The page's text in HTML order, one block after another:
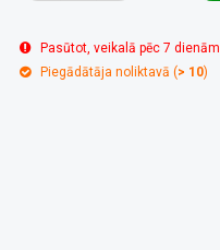
Pasūtot, veikalā pēc 7 dienām
Piegādātāja noliktavā (> 10)